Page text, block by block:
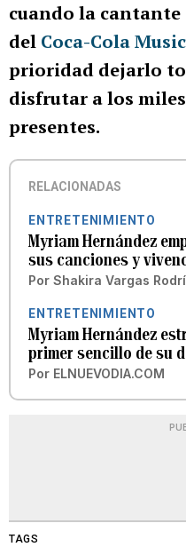
cuando la cantante
del Coca-Cola
prioridad dejarlo
disfrutar a los
presentes.
RELACIONADAS
ENTRETENIMIENTO
Myriam Hernández
sus canciones y
Por Shakira Vargas
ENTRETENIMIENTO
Myriam Hernández
primer sencillo de su
Por ELNUEVODIA.COM
TAGS